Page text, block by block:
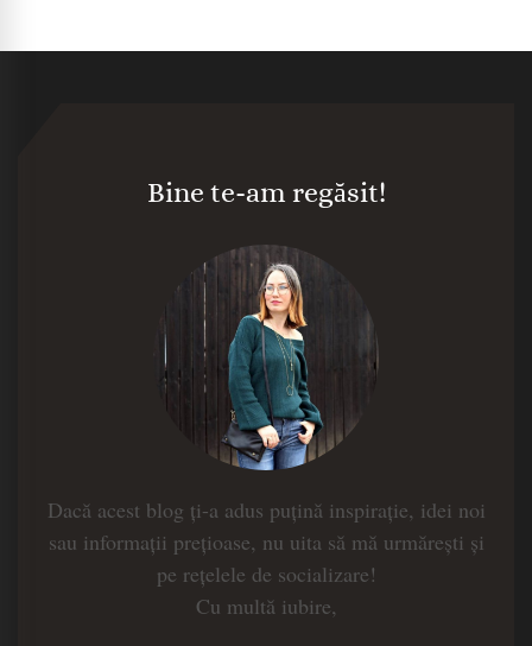
Bine te-am regăsit!
Dacă acest blog ți-a adus puțină inspirație, idei noi
sau informații prețioase, nu uita să mă urmărești și
pe rețelele de socializare!
Cu multă iubire,